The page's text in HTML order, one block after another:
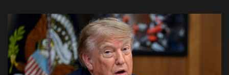
Սևանա լճի լողափերից մեկում
քաղաքացիները հեծանիվ-նավակով
հեռացել են ափից և չեն կարողացել